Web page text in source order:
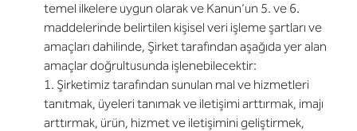
temel ilkelere uygun olarak ve Kanun’un 5. ve 6.
maddelerinde belirtilen kişisel veri işleme şartları ve
amaçları dahilinde, Şirket tarafından aşağıda yer alan
amaçlar doğrultusunda işlenebilecektir:
1. Şirketimiz tarafından sunulan mal ve hizmetleri
tanıtmak, üyeleri tanımak ve iletişimi arttırmak, imajı
arttırmak, ürün, hizmet ve iletişimini geliştirmek,